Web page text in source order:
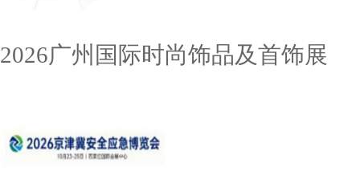
2026广州国际时尚饰品及首饰展